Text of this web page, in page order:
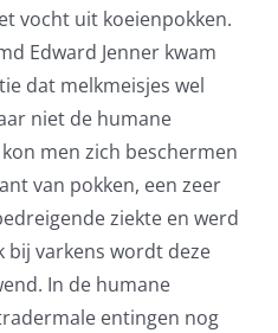
vocht uit koeienpokken.
Edward Jenner kwam
dat melkmeisjes wel
niet de humane
men zich beschermen
van pokken, een zeer
ziekte en werd
bij varkens wordt deze
In de humane
entingen nog